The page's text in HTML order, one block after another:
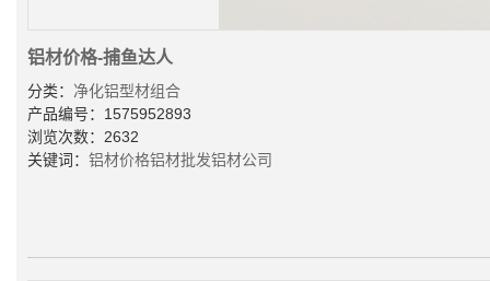
铝材价格-捕鱼达人
分类： 净化铝型材组合
产品编号：1575952893
浏览次数：2632
关键词： 铝材价格铝材批发铝材公司